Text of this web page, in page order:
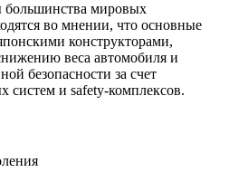
большинства мировых
во мнении, что основные
конструкторами,
веса автомобиля и
безопасности за счет
систем и safety-комплексов.